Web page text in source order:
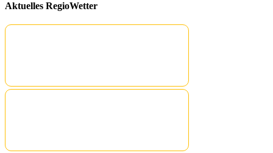
Aktuelles RegioWetter